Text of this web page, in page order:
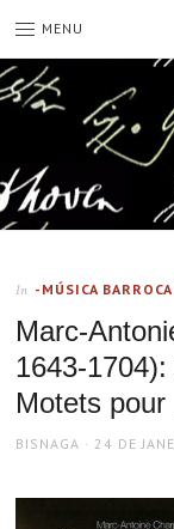
MENU
In -MÚSICA
Marc-
1643-
Motets
AUTHOR
BISNAGA
POSTED
24 DE